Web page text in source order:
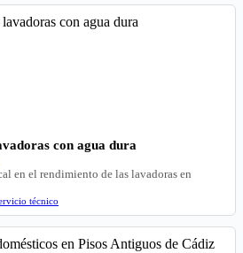
con agua dura
en el rendimiento de las lavadoras en
técnico